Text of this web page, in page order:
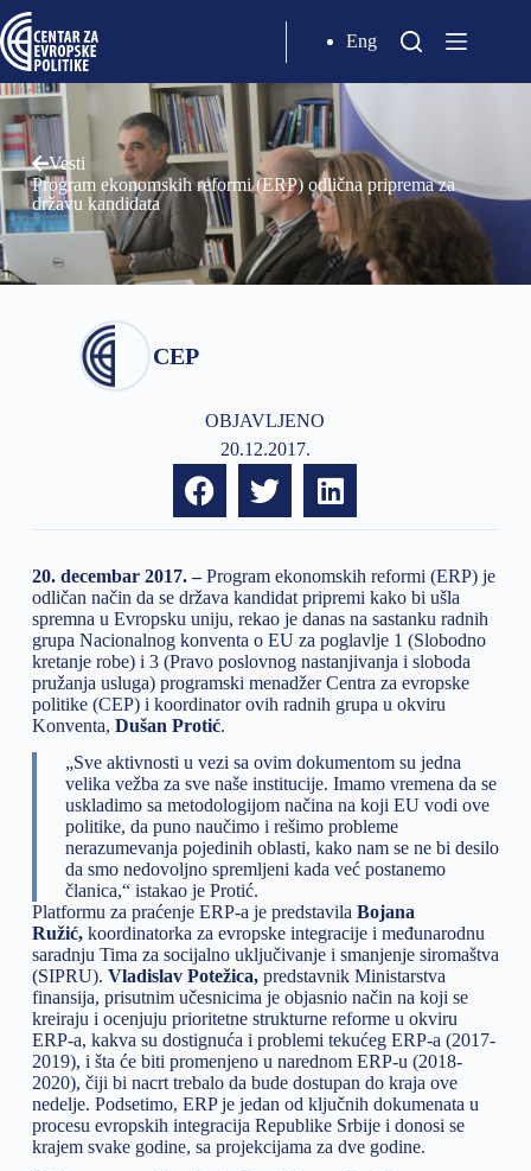
Eng
Vesti
Program ekonomskih reformi (ERP) odlična priprema za
državu kandidata
CEP
OBJAVLJENO
20.12.2017.
20. decembar 2017. –Program ekonomskih reformi (ERP) je
odličan način da se država kandidat pripremi kako bi ušla
spremna u Evropsku uniju, rekao je danas na sastanku radnih
grupa Nacionalnog konventa o EU za poglavlje 1 (Slobodno
kretanje robe) i 3 (Pravo poslovnog nastanjivanja i sloboda
pružanja usluga) programski menadžer Centra za evropske
politike (CEP) i koordinator ovih radnih grupa u okviru
Konventa, Dušan Protić.
„Sve aktivnosti u vezi sa ovim dokumentom su jedna
velika vežba za sve naše institucije. Imamo vremena da se
uskladimo sa metodologijom načina na koji EU vodi ove
politike, da puno naučimo i rešimo probleme
nerazumevanja pojedinih oblasti, kako nam se ne bi desilo
da smo nedovoljno spremljeni kada već postanemo
članica,“ istakao je Protić.
Platformu za praćenje ERP-a je predstavila Bojana
Ružić, koordinatorka za evropske integracije i međunarodnu
saradnju Tima za socijalno uključivanje i smanjenje siromaštva
(SIPRU). Vladislav Potežica, predstavnik Ministarstva
finansija, prisutnim učesnicima je objasnio način na koji se
kreiraju i ocenjuju prioritetne strukturne reforme u okviru
ERP-a, kakva su dostignuća i problemi tekućeg ERP-a (2017-
2019), i šta će biti promenjeno u narednom ERP-u (2018-
2020), čiji bi nacrt trebalo da bude dostupan do kraja ove
nedelje. Podsetimo, ERP je jedan od ključnih dokumenata u
procesu evropskih integracija Republike Srbije i donosi se
krajem svake godine, sa projekcijama za dve godine.